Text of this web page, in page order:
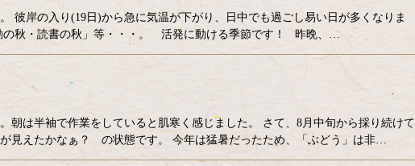
彼岸の入り(19日)から急に気温が下がり、日中でも過ごし易い日が多くなりま
の秋・読書の秋」等・・・。 活発に動ける季節です！ 昨晩、…
朝は半袖で作業をしていると肌寒く感じました。 さて、8月中旬から採り続けて
見えたかなぁ？ の状態です。 今年は猛暑だったため、「ぶどう」は非…